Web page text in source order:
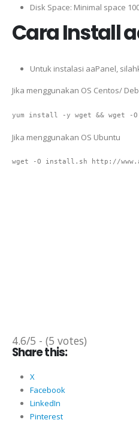
Disk Space: Minimal space
Cara Install
Untuk instalasi aaPanel,
Jika menggunakan OS Centos/
Jika menggunakan OS Ubuntu
4.6/5 - (5 votes)
Share this:
X
Facebook
LinkedIn
Pinterest